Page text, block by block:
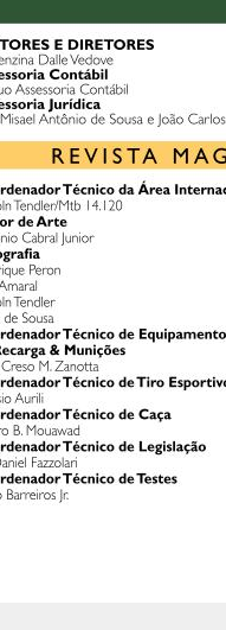
abaixava a
Hoje, quem é
Recebe dos “pais
contra os “megeros
não se acanha em entrar
a igualmente
garantindo a passagem de
tão “injustiçada
Que eu saiba, é!
dum importante
verdade e a justiça. Que
e a reverência aos
passado. Que tire do
claras, entre perdedores
Machado de Assis, que
ou dele muito ouviu
como os seis
os tempos. Cronista,
contista, romancista e
em 1839. Filho de